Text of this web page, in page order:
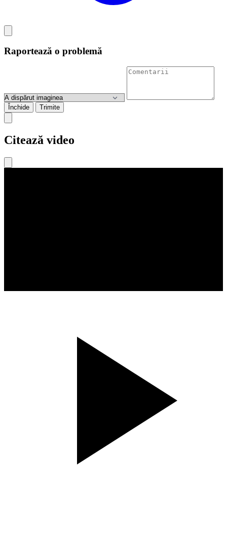
Raportează o problemă
Închide Trimite
Citează video